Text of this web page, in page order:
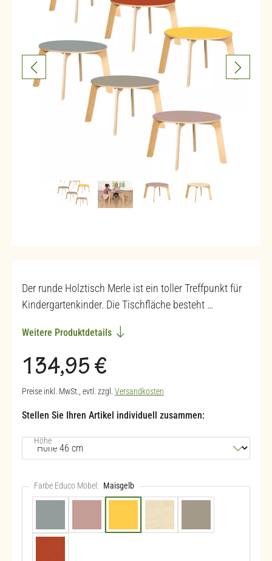
Der runde Holztisch Merle ist ein toller Treffpunkt für
Kindergartenkinder. Die Tischfläche besteht …
Weitere Produktdetails
Regulärer Preis:
134,95 €
Preise inkl. MwSt., evtl. zzgl. Versandkosten
Stellen Sie Ihren Artikel individuell zusammen:
Höheauswählen
Farbe Educo Möbel: Maisgelb